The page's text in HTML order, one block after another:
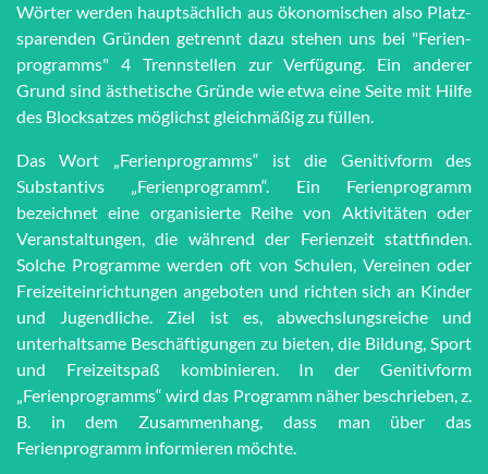
Wörter werden haupt­sächlich aus öko­no­mi­schen also Platz­
spar­en­den Grün­den getrennt dazu stehen uns bei "Fe­ri­en­
pro­gramms" 4 Trenn­stel­len zur Ver­fü­gung. Ein anderer
Grund sind äs­the­tische Grün­de wie et­wa eine Seite mit Hilfe
des Block­satzes möglichst gleich­mä­ßig zu füllen.
Das Wort „Ferienprogramms“ ist die Genitivform des
Substantivs „Ferienprogramm“. Ein Ferienprogramm
bezeichnet eine organisierte Reihe von Aktivitäten oder
Veranstaltungen, die während der Ferienzeit stattfinden.
Solche Programme werden oft von Schulen, Vereinen oder
Freizeiteinrichtungen angeboten und richten sich an Kinder
und Jugendliche. Ziel ist es, abwechslungsreiche und
unterhaltsame Beschäftigungen zu bieten, die Bildung, Sport
und Freizeitspaß kombinieren. In der Genitivform
„Ferienprogramms“ wird das Programm näher beschrieben, z.
B. in dem Zusammenhang, dass man über das
Ferienprogramm informieren möchte.